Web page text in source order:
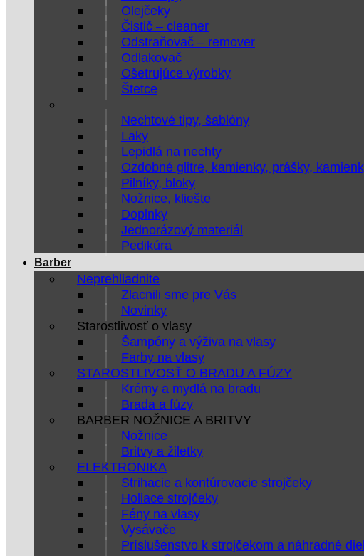
Olejčeky
Čistič – cleaner
Odstraňovač – remover
Odlakovač
Ošetrujúce výrobky
Štetce
Nechtové tipy, šablóny
Laky
Lepidlá na nechty
Ozdobné glitre, kamienky, prášky,
Pilníky, bloky
Nožnice, kliešte
Doplnky
Jednorázový materiál
Pedikúra
Barber
Neprehliadnite
Zlacnili sme pre Vás
Novinky
Starostlivosť o vlasy
Šampóny a výživa na vlasy
Farby na vlasy
STAROSTLIVOSŤ O BRADU A FÚZY
Krémy a mydlá na bradu
Brada a fúzy
BARBER NOŽNICE A BRITVY
Nožnice
Britvy a žiletky
ELEKTRONIKA
Strihacie a kontúrovacie strojčeky
Holiace strojčeky
Fény na vlasy
Vysávače
Príslušenstvo k strojčekom a náhradné